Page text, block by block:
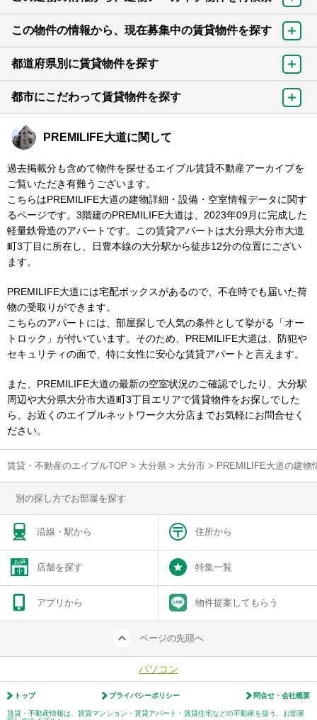
この物件の情報から、現在募集中の賃貸物件を探す
都道府県別に賃貸物件を探す
都市にこだわって賃貸物件を探す
PREMILIFE大道に関して
過去掲載分も含めて物件を探せるエイブル賃貸不動産アーカイブを
ご覧いただき有難うございます。
こちらはPREMILIFE大道の建物詳細・設備・空室情報データに関す
るページです。3階建のPREMILIFE大道は、2023年09月に完成した
軽量鉄骨造のアパートです。この賃貸アパートは大分県大分市大道
町3丁目に所在し、日豊本線の大分駅から徒歩12分の位置にござい
ます。
PREMILIFE大道には宅配ボックスがあるので、不在時でも届いた荷
物の受取りができます。
こちらのアパートには、部屋探しで人気の条件として挙がる「オー
トロック」が付いています。そのため、PREMILIFE大道は、防犯や
セキュリティの面で、特に女性に安心な賃貸アパートと言えます。
また、PREMILIFE大道の最新の空室状況のご確認でしたり、大分駅
周辺や大分県大分市大道町3丁目エリアで賃貸物件をお探しでした
ら、お近くのエイブルネットワーク大分店までお気軽にお問合せく
ださい。
賃貸・不動産のエイブルTOP > 大分県 > 大分市 > PREMILIFE大道の建物
別の探し方でお部屋を探す
沿線・駅から 住所から
店舗を探す 特集一覧
アプリから 物件提案してもらう
ページの先頭へ
パソコン
トップ プライバシーポリシー 問合せ・会社概要
賃貸・不動産情報は、賃貸マンション・賃貸アパート・賃貸住宅などの不動産を扱う、お部屋